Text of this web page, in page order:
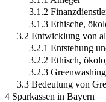
3.1.2
3.1.3 Ethische,
3.2 Entwicklung von
3.2.1 Entstehung
3.2.2 Ethisch,
3.2.3 Greenwashing
3.3 Bedeutung von
4 Sparkassen in Bayern